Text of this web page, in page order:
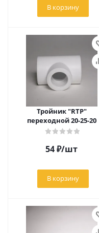
В корзину
Тройник "RTP"
переходной 20-25-20
54₽/шт
В корзину